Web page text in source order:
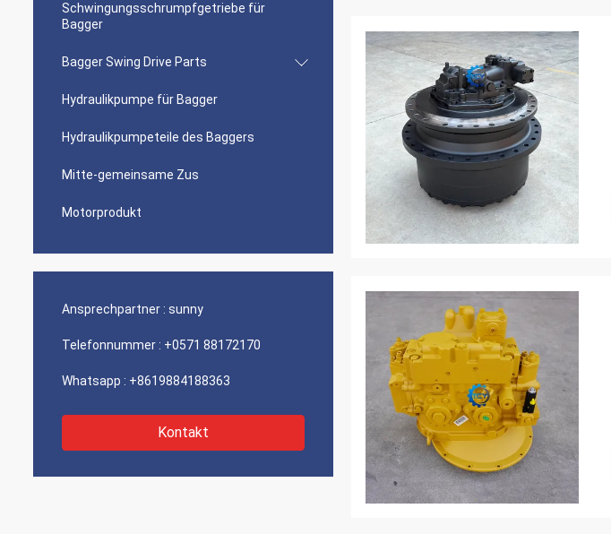
Schwingungsschrumpfgetriebe für
Bagger
Bagger Swing Drive Parts
Hydraulikpumpe für Bagger
Hydraulikpumpeteile des Baggers
Mitte-gemeinsame Zus
Motorprodukt
Ansprechpartner : sunny
Telefonnummer : +0571 88172170
Whatsapp : +8619884188363
Kontakt